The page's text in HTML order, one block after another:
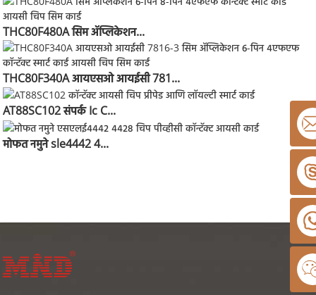
THC80F480A सिम ॲप्लिकेशन...
THC80F340A आयएसओ आयईसी 781...
AT88SC102 संपर्क Ic C...
मोफत नमुने sle4442 4...